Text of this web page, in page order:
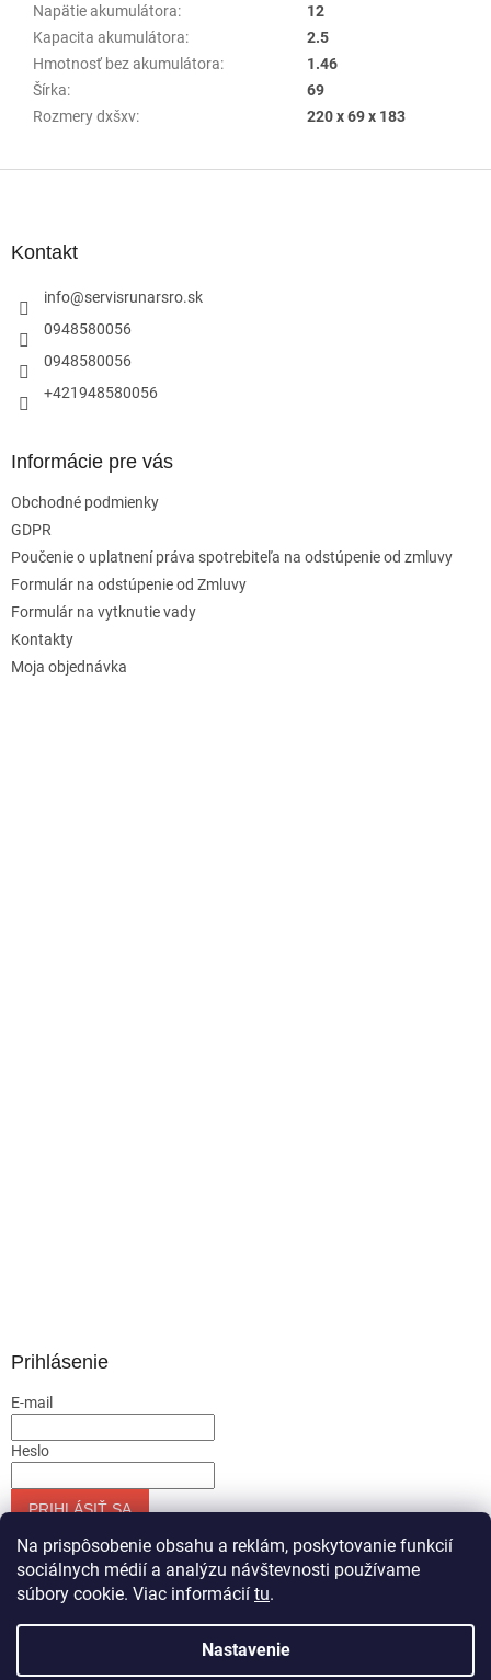
Na prispôsobenie obsahu a reklám, poskytovanie funkcií
sociálnych médií a analýzu návštevnosti používame
súbory cookie. Viac informácií tu.
Nastavenie
Napätie akumulátora:
12
Kapacita akumulátora:
2.5
Hmotnosť bez akumulátora:
1.46
Šírka:
69
Rozmery dxšxv: 220 x 69 x 183
Kontakt
info@servisrunarsro.sk
0948580056
0948580056
+421948580056
Informácie pre vás
Obchodné podmienky
GDPR
Poučenie o uplatnení práva spotrebiteľa na odstúpenie od zmluvy
Formulár na odstúpenie od Zmluvy
Formulár na vytknutie vady
Kontakty
Moja objednávka
Prihlásenie
E-mail
Heslo
PRIHLÁSIŤ SA
Nová registráciaZabudnuté heslo